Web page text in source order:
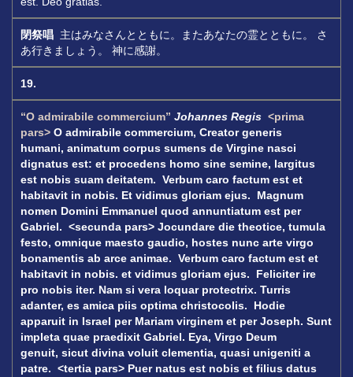
閉祭唱 主はみなさんとともに。またあなたの霊とともに。 さ
あ行きましょう。 神に感謝。
19.
“O admirabile commercium” Johannes Regis <prima
pars> O admirabile commercium, Creator generis
humani, animatum corpus sumens de Virgine nasci
dignatus est: et procedens homo sine semine, largitus
est nobis suam deitatem. Verbum caro factum est et
habitavit in nobis. Et vidimus gloriam ejus.
Magnum
nomen Domini Emmanuel quod annuntiatum est per
Gabriel. <secunda pars> Jocundare die theotice, tumula
festo, omnique maesto gaudio, hostes nunc arte virgo
bonamentis ab arce animae. Verbum caro factum est et
habitavit in nobis. et vidimus gloriam ejus.
Feliciter ire
pro nobis iter. Nam si vera loquar protectrix. Turris
adanter, es amica piis optima christocolis.
Hodie
apparuit in Israel per Mariam virginem et per Joseph. Sunt
impleta quae praedixit Gabriel. Eya, Virgo Deum
genuit, sicut divina voluit clementia, quasi unigeniti a
patre. <tertia pars> Puer natus est nobis et filius datus